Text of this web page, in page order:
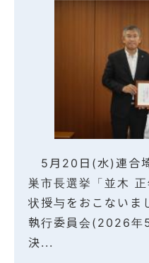
5月20日(水)連合
巣市長選挙「並木
状授与をおこない
執行委員会(2026年
決...